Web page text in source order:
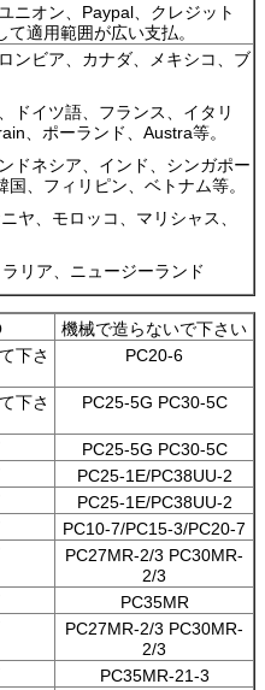
ニオン、Paypal、クレジット
適用範囲が広い支払。
ンビア、カナダ、メキシコ、ブ
ドイツ語、フランス、イタリ
、ポーランド、Austra等。
ドネシア、インド、シンガポー
国、フィリピン、ベトナム等。
ヤ、モロッコ、マリシャス、
リア、ニュージーランド
機械で造らないで下さい
下さ
PC20-6
下さ
PC25-5G PC30-5C
PC25-5G PC30-5C
PC25-1E/PC38UU-2
PC25-1E/PC38UU-2
PC10-7/PC15-3/PC20-7
PC27MR-2/3 PC30MR-
2/3
PC35MR
PC27MR-2/3 PC30MR-
2/3
PC35MR-21-3